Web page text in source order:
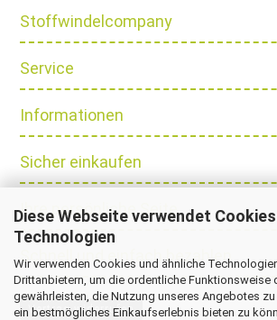
Diese Webseite verwendet
Technologien
Wir verwenden Cookies und ähnliche
Drittanbietern, um die ordentliche Funktionsweise
gewährleisten, die Nutzung unseres Angebotes zu
ein bestmögliches Einkaufserlebnis bieten zu
Stoffwindelcompany
Service
Informationen
Sicher einkaufen
Ihre persönliche Seite
Schnell und einfach bezahlen
Vertrag widerrufen